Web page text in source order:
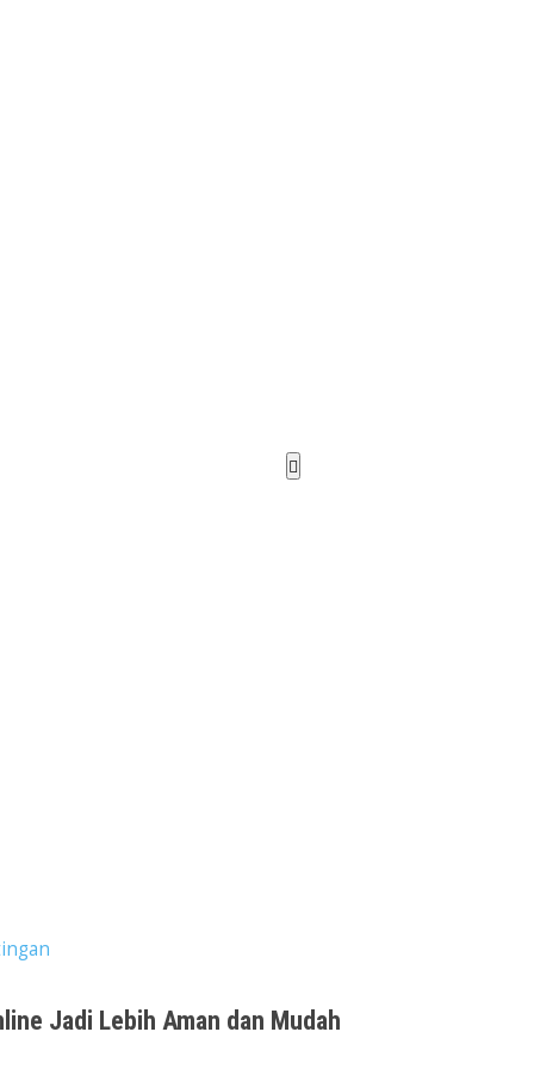
Jadi Lebih Aman dan Mudah